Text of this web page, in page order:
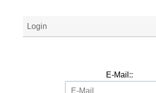
Login
E-Mail::